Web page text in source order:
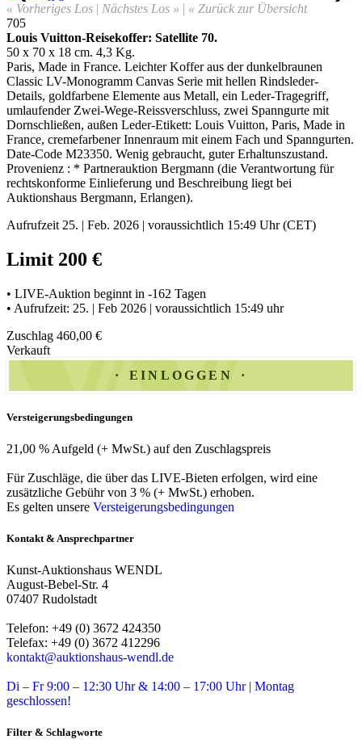
« Vorheriges Los | Nächstes Los » | « Zurück zur Übersicht
705
Louis Vuitton-Reisekoffer: Satellite 70.
50 x 70 x 18 cm. 4,3 Kg.
Paris, Made in France. Leichter Koffer aus der dunkelbraunen
Classic LV-Monogramm Canvas Serie mit hellen Rindsleder-
Details, goldfarbene Elemente aus Metall, ein Leder-Tragegriff,
umlaufender Zwei-Wege-Reissverschluss, zwei Spanngurte mit
Dornschließen, außen Leder-Etikett: Louis Vuitton, Paris, Made in
France, cremefarbener Innenraum mit einem Fach und Spanngurten.
Date-Code M23350. Wenig gebraucht, guter Erhaltunszustand.
Provenienz : * Partnerauktion Bergmann (die Verantwortung für
rechtskonforme Einlieferung und Beschreibung liegt bei
Auktionshaus Bergmann, Erlangen).
Aufrufzeit 25. | Feb. 2026 | voraussichtlich 15:49 Uhr (CET)
Limit 200 €
• LIVE-Auktion beginnt in -162 Tagen
• Aufrufzeit: 25. | Feb 2026 | voraussichtlich 15:49 uhr
Zuschlag 460,00 €
Verkauft
EINLOGGEN
Versteigerungsbedingungen
21,00 % Aufgeld (+ MwSt.) auf den Zuschlagspreis
Für Zuschläge, die über das LIVE-Bieten erfolgen, wird eine
zusätzliche Gebühr von 3 % (+ MwSt.) erhoben.
Es gelten unsere Versteigerungsbedingungen
Kontakt & Ansprechpartner
Kunst-Auktionshaus WENDL
August-Bebel-Str. 4
07407 Rudolstadt
Telefon: +49 (0) 3672 424350
Telefax: +49 (0) 3672 412296
kontakt@auktionshaus-wendl.de
Di – Fr 9:00 – 12:30 Uhr & 14:00 – 17:00 Uhr | Montag
geschlossen!
Filter & Schlagworte